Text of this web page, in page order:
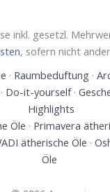
inkl. gesetzl.
, sofern nicht
· Raumbeduftung ·
Do-it-yourself·
Highlights
Öle · Primavera
ätherische Öle ·
Öle